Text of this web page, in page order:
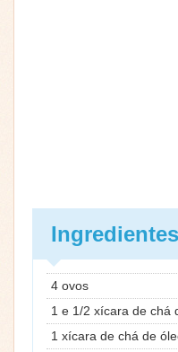
Ingredientes
4 ovos
1 e 1/2 xícara de chá
1 xícara de chá de